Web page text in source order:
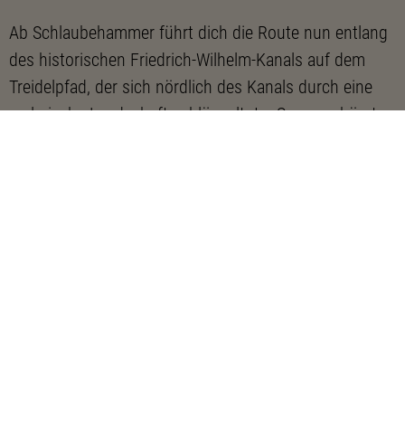
Ab Schlaubehammer führt dich die Route nun entlang
des historischen Friedrich-Wilhelm-Kanals auf dem
Treidelpfad, der sich nördlich des Kanals durch eine
malerische Landschaft schlängelt. Im Sommer hörst